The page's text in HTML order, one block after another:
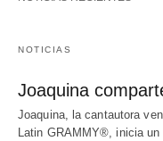
NOTICIAS
Joaquina
Joaquina, la cantautora
Latin GRAMMY®, inicia